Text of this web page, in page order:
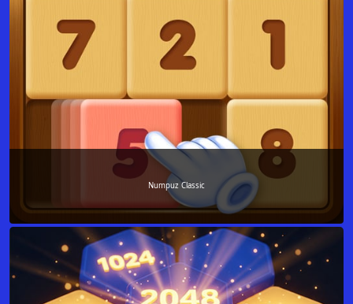
Numpuz Classic